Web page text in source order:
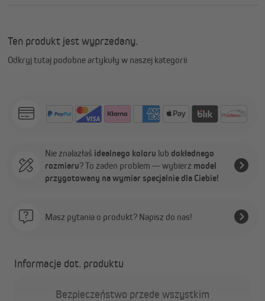
Ten produkt jest wyprzedany.
Odkryj tutaj podobne artykuły w naszej kategorii
Nie znalazłaś idealnego koloru lub dokładnego
rozmiaru? To żaden problem — wybierz model
przygotowany na wymiar specjalnie dla Ciebie!
Masz pytania o produkt? Napisz do nas!
Informacje dot. produktu
Bezpieczeństwo przede wszystkim